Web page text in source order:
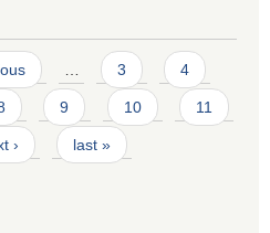
… 3 4
9 10 11
› last »